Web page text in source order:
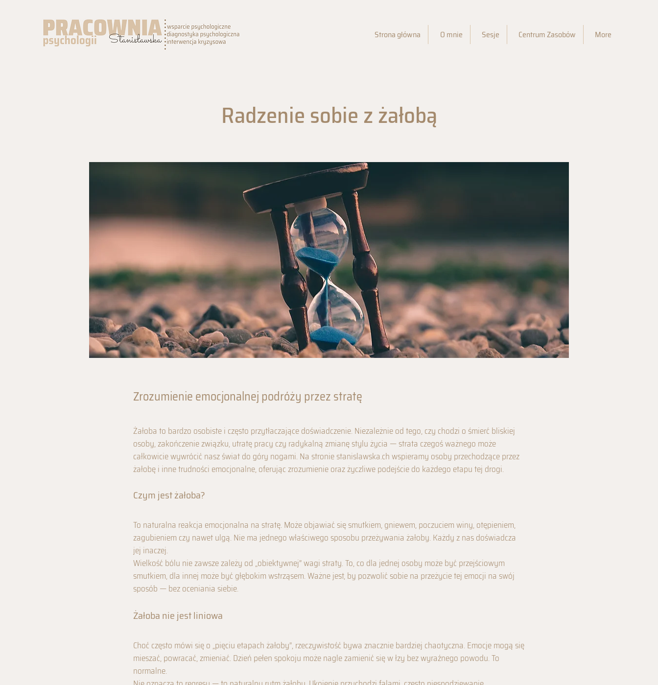
Strona główna O mnie Sesje Centrum Zasobów More
Radzenie sobie z żałobą
Zrozumienie emocjonalnej podróży przez stratę
Żałoba to bardzo osobiste i często przytłaczające doświadczenie. Niezależnie od tego, czy chodzi o śmierć bliskiej
osoby, zakończenie związku, utratę pracy czy radykalną zmianę stylu życia — strata czegoś ważnego może
całkowicie wywrócić nasz świat do góry nogami. Na stronie stanislawska.ch wspieramy osoby przechodzące przez
żałobę i inne trudności emocjonalne, oferując zrozumienie oraz życzliwe podejście do każdego etapu tej drogi.
Czym jest żałoba?
To naturalna reakcja emocjonalna na stratę. Może objawiać się smutkiem, gniewem, poczuciem winy, otępieniem,
zagubieniem czy nawet ulgą. Nie ma jednego właściwego sposobu przeżywania żałoby. Każdy z nas doświadcza
jej inaczej.
Wielkość bólu nie zawsze zależy od „obiektywnej” wagi straty. To, co dla jednej osoby może być przejściowym
smutkiem, dla innej może być głębokim wstrząsem. Ważne jest, by pozwolić sobie na przeżycie tej emocji na swój
sposób — bez oceniania siebie.
Żałoba nie jest liniowa
Choć często mówi się o „pięciu etapach żałoby”, rzeczywistość bywa znacznie bardziej chaotyczna. Emocje mogą się
mieszać, powracać, zmieniać. Dzień pełen spokoju może nagle zamienić się w łzy bez wyraźnego powodu. To
normalne.